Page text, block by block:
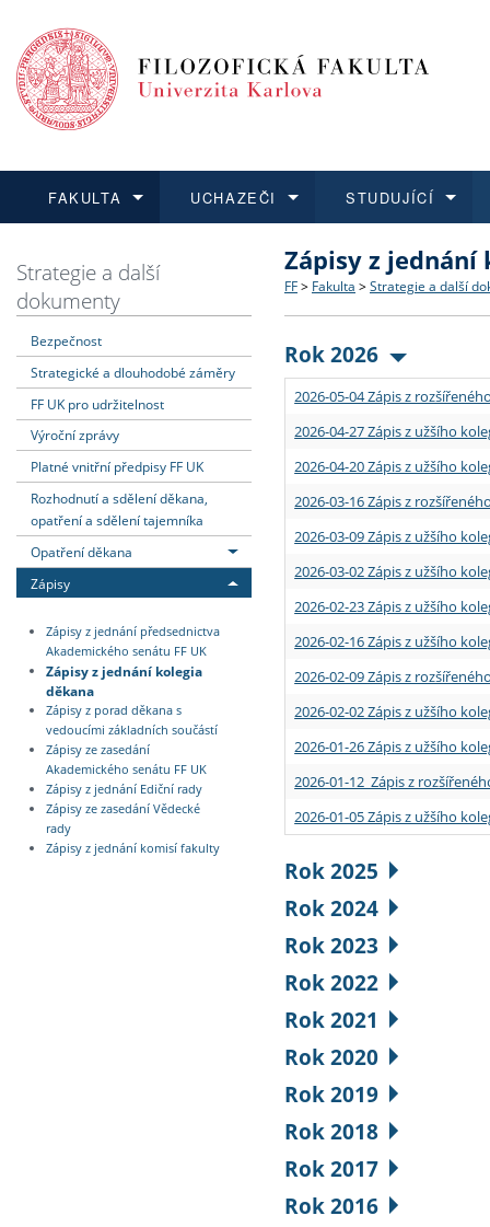
FAKULTA
Dozvědět se více
Struktura a historie
Strategie a další
Podpora a benefity pro
Absolventi fakulty
UCHAZEČI
Podat přihlášku
Co studovat a jak se
Učitelské studijní
Informace k průběhu
STUDUJÍCÍ
Dozvědět se více
Bakalářské a magisterské
Doktorské studium
Rigorózní řízení
Dozvědět se více
O vědě a výzkumu na FF
Akademické kvalifikace
Granty a projekty
Dozvědět se více
Aktuální nabídky a
Vyjíždějící studenti
Přijíždějící studenti
Vyjíždějící zaměstnanci
Strategie a další
dokumenty
Bezpečnost
Strategické a dlouhodobé záměry
FF UK pro udržitelnost
Výroční zprávy
Platné vnitřní předpisy FF UK
Rozhodnutí a sdělení děkana,
opatření a sdělení tajemníka
Opatření děkana
Zápisy
Zápisy z jednání předsednictva
Akademického senátu FF UK
Zápisy z jednání kolegia
děkana
Zápisy z porad děkana s
vedoucími základních součástí
Zápisy ze zasedání
Akademického senátu FF UK
Zápisy z jednání Ediční rady
Zápisy ze zasedání Vědecké
rady
Zápisy z jednání komisí fakulty
Zápisy z jednání
FF > Fakulta > Strategie a další
Rok 2026
2026-05-04 Zápis z
2026-04-27 Zápis z užšího
2026-04-20 Zápis z užšího
2026-03-16 Zápis z
2026-03-09 Zápis z užšího
2026-03-02 Zápis z užšího
2026-02-23 Zápis z užšího
2026-02-16 Zápis z užšího
2026-02-09 Zápis z
2026-02-02 Zápis z užšího
2026-01-26 Zápis z užšího
2026-01-12 Zápis z
2026-01-05 Zápis z užšího
Rok 2025
Rok 2024
Rok 2023
Rok 2022
Rok 2021
Rok 2020
Rok 2019
Rok 2018
Rok 2017
Rok 2016